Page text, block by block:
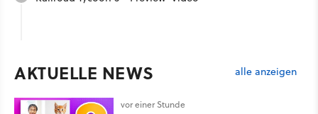
AKTUELLE NEWS alle anzeigen
vor einer Stunde